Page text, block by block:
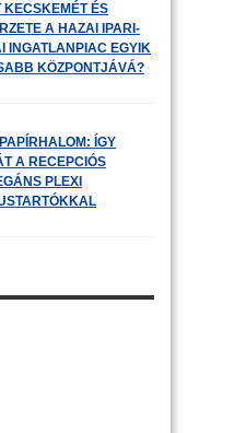
KECSKEMÉT ÉS
A HAZAI IPARI-
INGATLANPIAC EGYIK
KÖZPONTJÁVÁ?
ÍGY
A RECEPCIÓS
PLEXI